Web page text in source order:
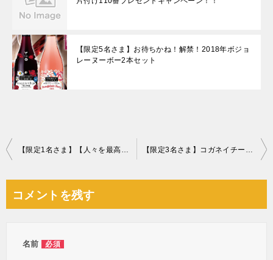
【限定5名さま】お待ちかね！解禁！2018年ボジョ
レーヌーボー2本セット
投
ビ
【限定1名さま】【人々を最高に眠らせる】睡眠用うどん 【限定3名さま】コガネイチーズケーキオールスターズ 秋
コメントを残す
名前 必須